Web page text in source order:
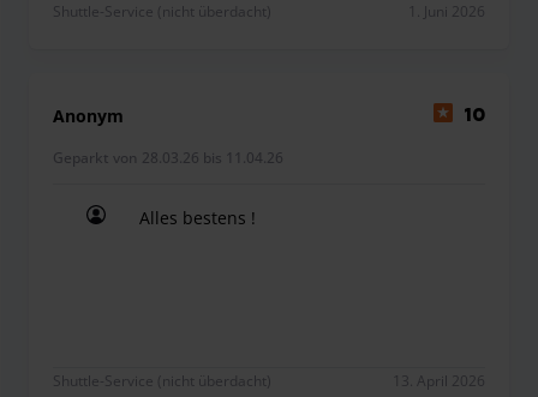
Shuttle-Service (nicht überdacht) 1. Juni 2026
Anonym 10
Geparkt von 28.03.26 bis 11.04.26
Alles bestens !
Shuttle-Service (nicht überdacht) 13. April 2026